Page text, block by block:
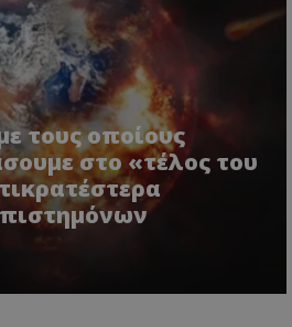
τους οποίους
στο «τέλος του